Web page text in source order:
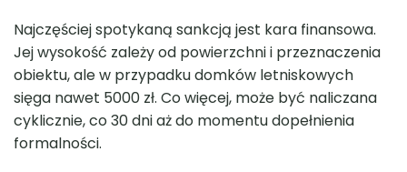
Najczęściej spotykaną sankcją jest kara finansowa.
Jej wysokość zależy od powierzchni i przeznaczenia
obiektu, ale w przypadku domków letniskowych
sięga nawet 5000 zł. Co więcej, może być naliczana
cyklicznie, co 30 dni aż do momentu dopełnienia
formalności.